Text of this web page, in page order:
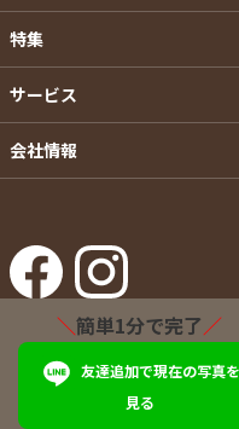
特集
サービス
会社情報
©Pets-first
＼簡単1分で完了／
友達追加で現在の写真を
見る